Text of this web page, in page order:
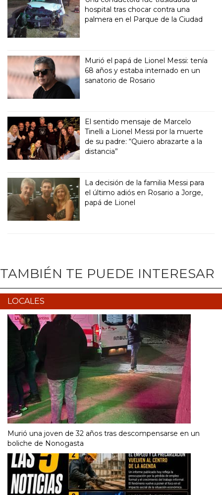
hospital tras chocar contra una
palmera en el Parque de la Ciudad
Murió el papá de Lionel Messi: tenía
68 años y estaba internado en un
sanatorio de Rosario
El sentido mensaje de Marcelo
Tinelli a Lionel Messi por la muerte
de su padre: “Quiero abrazarte a la
distancia”
La decisión de la familia Messi para
el último adiós en Rosario a Jorge,
papá de Lionel
TAMBIÉN TE PUEDE INTERESAR
LOCALES
Murió una joven de 32 años tras descompensarse en un
boliche de Nonogasta